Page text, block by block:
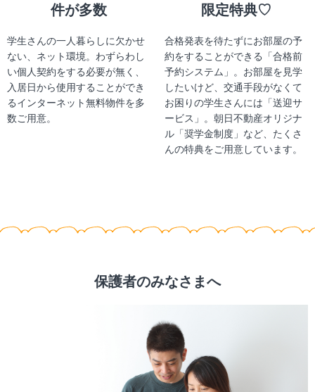
件が多数
学生さんの一人暮らしに欠かせ
ない、ネット環境。わずらわし
い個人契約をする必要が無く、
入居日から使用することができ
るインターネット無料物件を多
数ご用意。
限定特典♡
合格発表を待たずにお部屋の予
約をすることができる「合格前
予約システム」。お部屋を見学
したいけど、交通手段がなくて
お困りの学生さんには「送迎サ
ービス」。朝日不動産オリジナ
ル「奨学金制度」など、たくさ
んの特典をご用意しています。
保護者のみなさまへ